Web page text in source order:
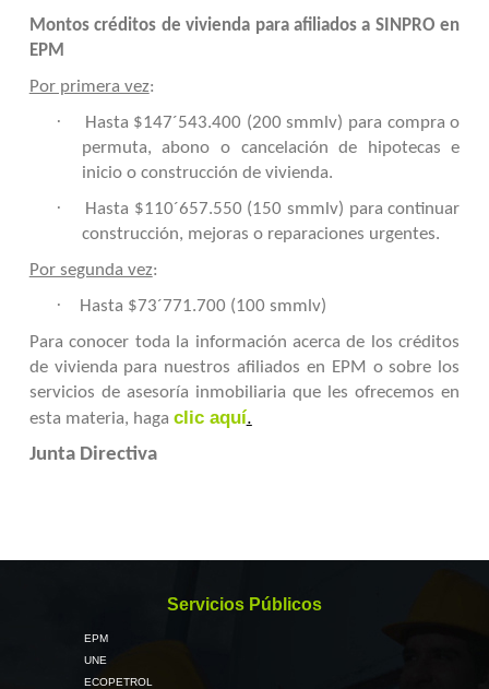
Montos créditos de vivienda para afiliados a SINPRO en
EPM
Por primera vez:
·
Hasta $147´543.400 (200 smmlv) para compra o
permuta, abono o cancelación de hipotecas e
inicio o construcción de vivienda.
·
Hasta $110´657.550 (150 smmlv) para continuar
construcción, mejoras o reparaciones urgentes.
Por segunda vez:
·
Hasta $73´771.700 (100 smmlv)
Para conocer toda la información acerca de los créditos
de vivienda para nuestros afiliados en EPM o sobre los
servicios de asesoría inmobiliaria que les ofrecemos en
esta materia, haga clic aquí.
Junta Directiva
Servicios Públicos
EPM
UNE
ECOPETROL